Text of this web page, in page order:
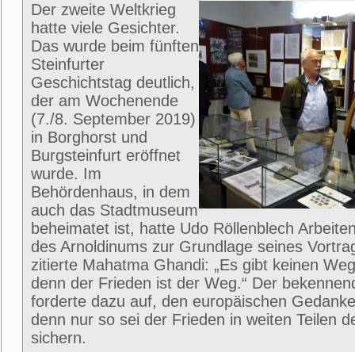
Der zweite Weltkrieg
hatte viele Gesichter.
Das wurde beim fünften
Steinfurter
Geschichtstag deutlich,
der am Wochenende
(7./8. September 2019)
in Borghorst und
Burgsteinfurt eröffnet
wurde. Im
Behördenhaus, in dem
auch das Stadtmuseum
beheimatet ist, hatte Udo Röllenblech
des Arnoldinums zur Grundlage seines
zitierte Mahatma Ghandi: „Es gibt keinen
denn der Frieden ist der Weg.“ Der
forderte dazu auf, den europäischen
denn nur so sei der Frieden in weiten Teilen
sichern.